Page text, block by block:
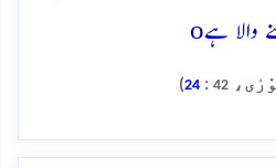
والا ہےo
42
:
24
)